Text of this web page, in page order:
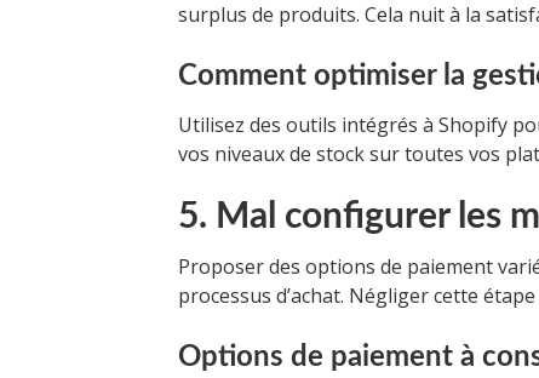
surplus de produits. Cela nuit à la
Comment optimiser la
Utilisez des outils intégrés à Shopify
vos niveaux de stock sur toutes vos
5. Mal configurer les
Proposer des options de paiement
processus d’achat. Négliger cette
Options de paiement à